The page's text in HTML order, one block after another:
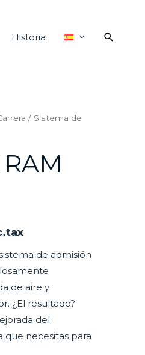
Historia
/ Sistema de
de admisión
de aire y
¿El resultado?
del
que necesitas para